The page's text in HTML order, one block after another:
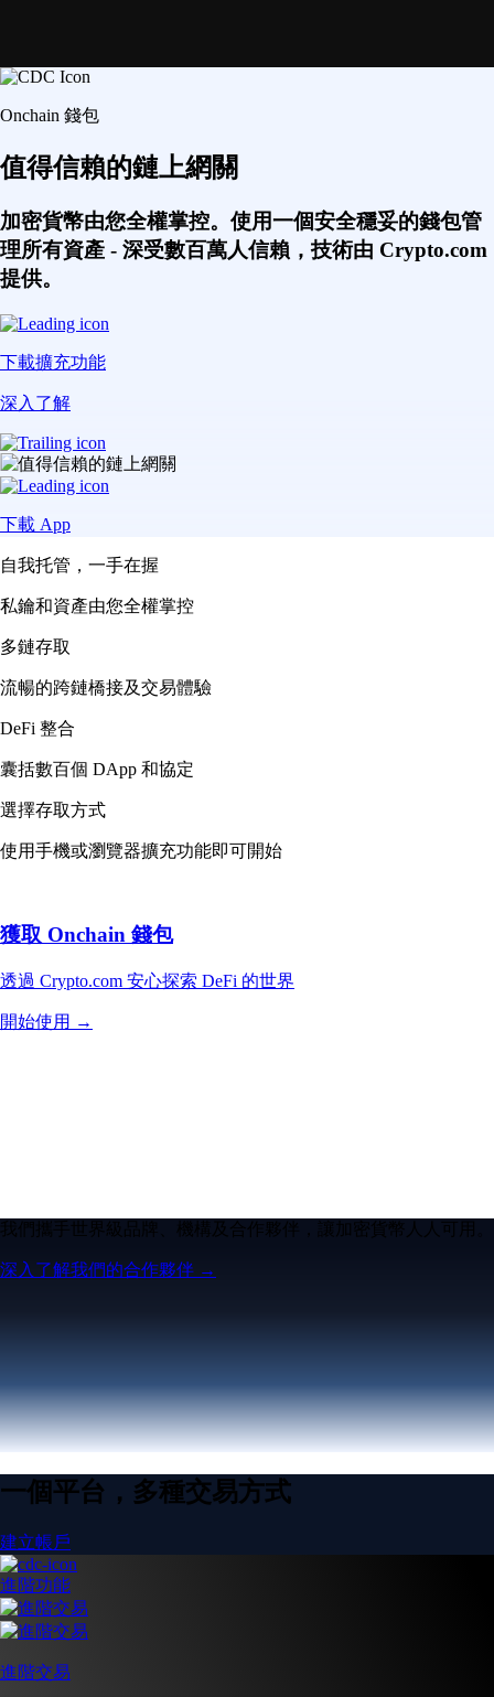
Onchain 錢包
值得信賴的鏈上網關
加密貨幣由您全權掌控。使用一個安全穩妥的錢包管
理所有資產 - 深受數百萬人信賴，技術由 Crypto.com
提供。
下載擴充功能
深入了解
下載 App
自我托管，一手在握
私鑰和資產由您全權掌控
多鏈存取
流暢的跨鏈橋接及交易體驗
DeFi 整合
囊括數百個 DApp 和協定
選擇存取方式
使用手機或瀏覽器擴充功能即可開始
獲取 Onchain 錢包
透過 Crypto.com 安心探索 DeFi 的世界
開始使用 →
我們攜手世界級品牌、機構及合作夥伴，讓加密貨幣人人可用。
深入了解我們的合作夥伴 →
一個平台，多種交易方式
建立帳戶
進階功能
進階交易